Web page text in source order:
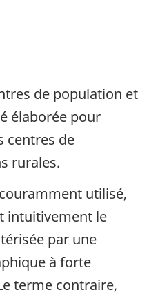
de population et
élaborée pour
centres de
rurales.
utilisé,
intuitivement le
par une
à forte
terme contraire,